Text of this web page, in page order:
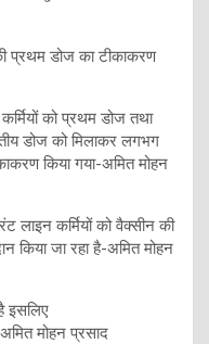
प्रथम डोज का टीकाकरण
को प्रथम डोज तथा
डोज को मिलाकर लगभग
किया गया-अमित मोहन
लाइन कर्मियों को वैक्सीन की
जा रहा है-अमित मोहन
इसलिए
मोहन प्रसाद